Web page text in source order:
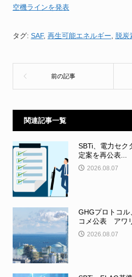
空機ラインを発表
タグ: SAF, 再生可能エネルギー 脱炭
関連記事一覧
SBTi、電力セク
定案を再公表...
2026.08.07
GHGプロトコ
コメ公表 アワ
2026.08.07